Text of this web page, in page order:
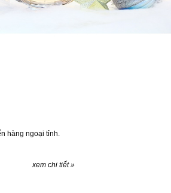
hàng ngoại tỉnh.
xem chi tiết »